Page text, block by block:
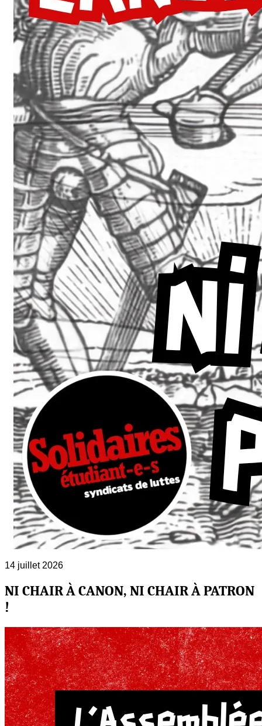
14 juillet 2026
NI CHAIR À CANON, NI CHAIR À PATRON
!